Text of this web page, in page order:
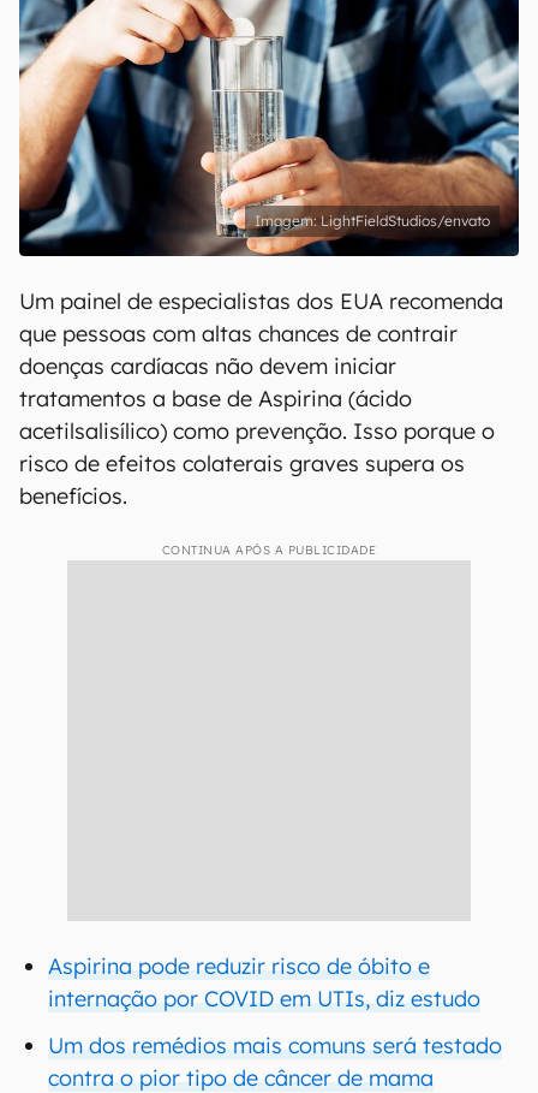
LightFieldStudios/envato
Um painel de especialistas dos EUA recomenda
que pessoas com altas chances de contrair
doenças cardíacas não devem iniciar
tratamentos a base de Aspirina (ácido
acetilsalisílico) como prevenção. Isso porque o
risco de efeitos colaterais graves supera os
benefícios.
CONTINUA APÓS A PUBLICIDADE
Aspirina pode reduzir risco de óbito e
internação por COVID em UTIs, diz estudo
Um dos remédios mais comuns será testado
contra o pior tipo de câncer de mama